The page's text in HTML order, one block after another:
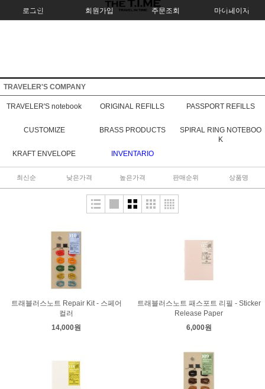
로그인 회원가입 주문조회 마이페이지
TRAVELER'S COMPANY
TRAVELER'S notebook ORIGINAL REFILLS PASSPORT REFILLS
CUSTOMIZE BRASS PRODUCTS
SPIRAL RING NOTEBOO
K
KRAFT ENVELOPE
INVENTARIO
최신순 낮은가격 높은가격 판매순위 상품명
트래블러스노트 Repair Kit - 스페어
컬러
14,000원
트래블러스노트 패스포트 리필 - Sticker
Release Paper
6,000원